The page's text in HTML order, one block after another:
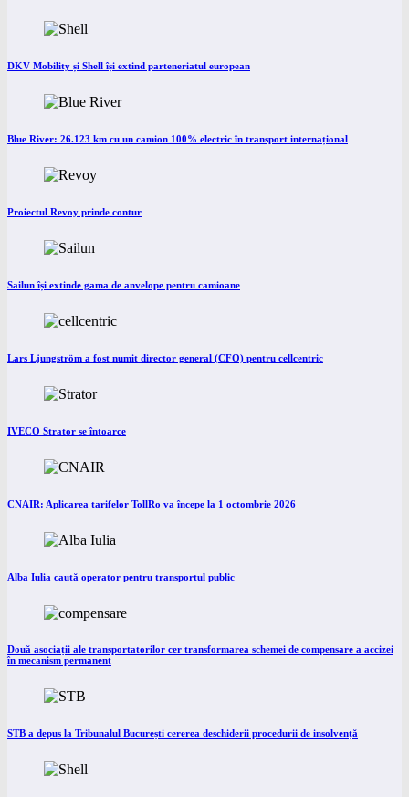
DKV Mobility și Shell își extind parteneriatul european
Blue River: 26.123 km cu un camion 100% electric în transport internațional
Proiectul Revoy prinde contur
Sailun își extinde gama de anvelope pentru camioane
Lars Ljungström a fost numit director general (CFO) pentru cellcentric
IVECO Strator se întoarce
CNAIR: Aplicarea tarifelor TollRo va începe la 1 octombrie 2026
Alba Iulia caută operator pentru transportul public
Două asociații ale transportatorilor cer transformarea schemei de compensare a accizei
în mecanism permanent
STB a depus la Tribunalul București cererea deschiderii procedurii de insolvență